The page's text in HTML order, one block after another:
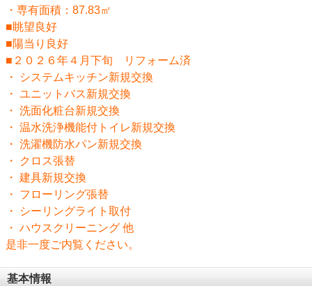
・専有面積：87.83㎡
■眺望良好
■陽当り良好
■２０２６年４月下旬 リフォーム済
・ システムキッチン新規交換
・ ユニットバス新規交換
・ 洗面化粧台新規交換
・ 温水洗浄機能付トイレ新規交換
・ 洗濯機防水パン新規交換
・ クロス張替
・ 建具新規交換
・ フローリング張替
・ シーリングライト取付
・ ハウスクリーニング 他
是非一度ご内覧ください。
基本情報